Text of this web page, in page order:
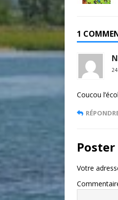
1
Coucou
Votre